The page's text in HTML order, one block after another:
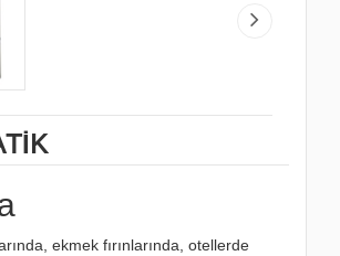
ekmek fırınlarında, otellerde